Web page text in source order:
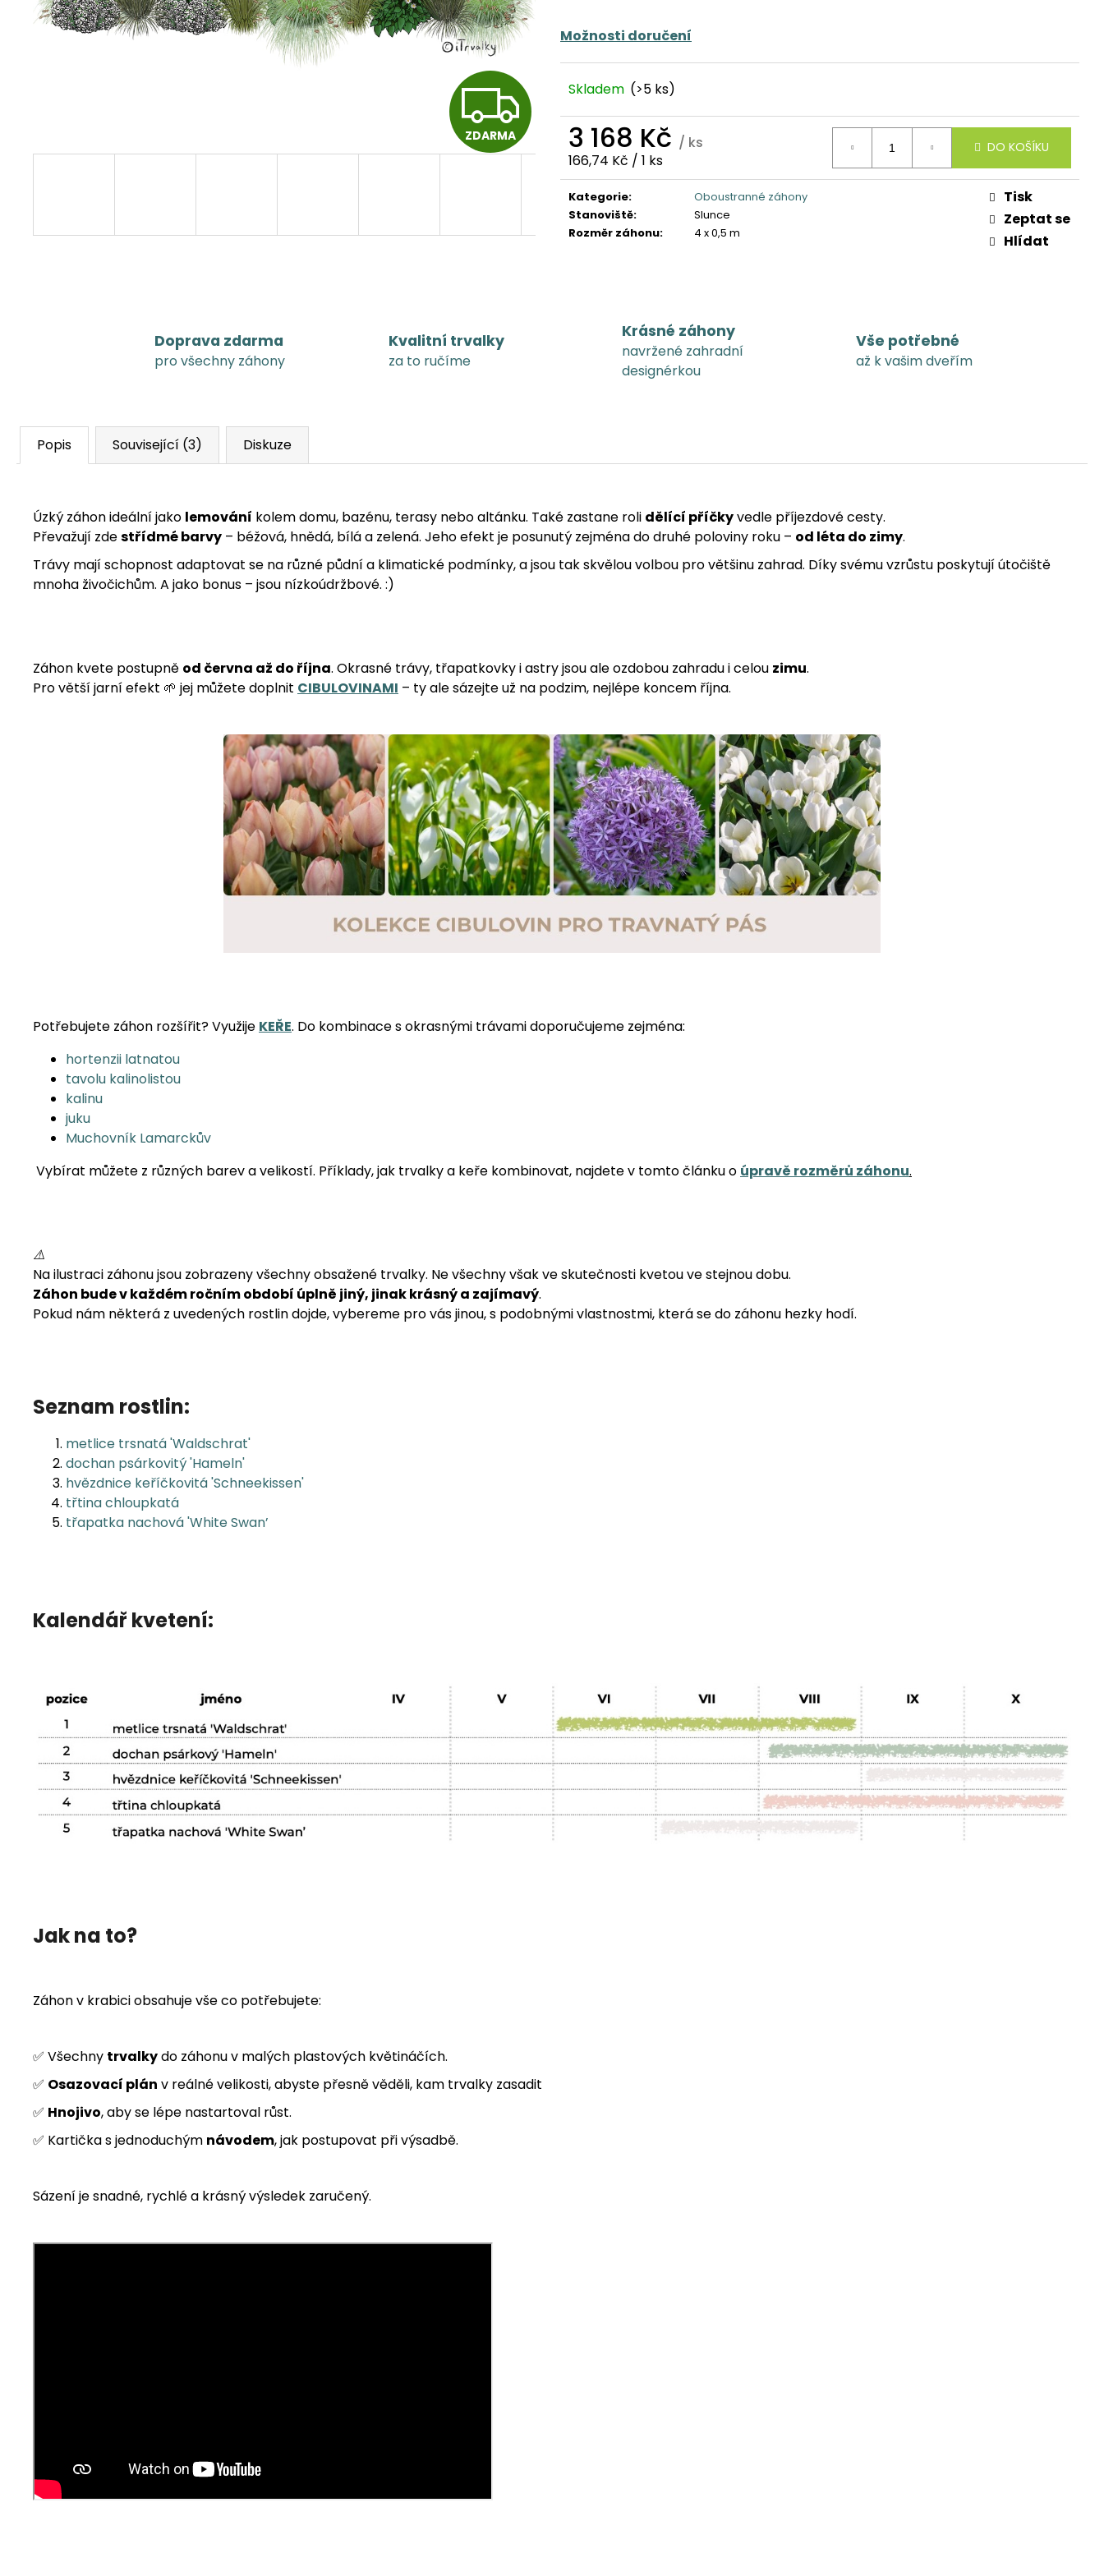
Možnosti doručení
Skladem (>5 ks)
3 168 Kč / ks
Měrná
cena:
166,74 Kč / 1 ks
DO KOŠÍKU
Kategorie:
Oboustranné záhony
Stanoviště:
Slunce
Rozměr záhonu: 4 x 0,5 m
Tisk
Zeptat se
Hlídat
Z
D
A
ZDARMA
Doprava zdarma
pro všechny záhony
Kvalitní trvalky
za to ručíme
Krásné záhony
navržené zahradní
designérkou
Vše potřebné
až k vašim dveřím
Popis Související (3) Diskuze
Úzký záhon ideální jako lemování kolem domu, bazénu, terasy nebo altánku. Také zastane roli dělící příčkyvedle příjezdové cesty.
Převažují zdestřídmé barvy – béžová, hnědá, bílá a zelená. Jeho efekt je posunutý zejména do druhé poloviny roku – od léta do zimy.
Trávy mají schopnost adaptovat se na různé půdní a klimatické podmínky, a jsou tak skvělou volbou pro většinu zahrad. Díky svému vzrůstu poskytují útočiště
mnoha živočichům. A jako bonus – jsou nízkoúdržbové. :)
Záhon kvete postupně od června až do října. Okrasné trávy, třapatkovky i astry jsou ale ozdobou zahradu i celou zimu.
Pro větší jarní efekt 🌱 jej můžete doplnit CIBULOVINAMI – ty ale sázejte už na podzim, nejlépe koncem října.
Potřebujete záhon rozšířit? Využije KEŘE. Do kombinace s okrasnými trávami doporučujeme zejména:
hortenzii latnatou
tavolu kalinolistou
kalinu
juku
Muchovník Lamarckův
Vybírat můžete z různých barev a velikostí. Příklady, jak trvalky a keře kombinovat, najdete v tomto článku o úpravě rozměrů záhonu.
⚠️
Na ilustraci záhonu jsou zobrazeny všechny obsažené trvalky. Ne všechny však ve skutečnosti kvetou ve stejnou dobu.
Záhon bude v každém ročním období úplně jiný, jinak krásný a zajímavý.
Pokud nám některá z uvedených rostlin dojde, vybereme pro vás jinou, s podobnými vlastnostmi, která se do záhonu hezky hodí.
Seznam rostlin:
metlice trsnatá 'Waldschrat'
dochan psárkovitý 'Hameln'
hvězdnice keříčkovitá 'Schneekissen'
třtina chloupkatá
třapatka nachová 'White Swan’
Kalendář kvetení:
Jak na to?
Záhon v krabici obsahuje vše co potřebujete:
✅ Všechny trvalkydo záhonu v malých plastových květináčích.
✅ Osazovací plán v reálné velikosti, abyste přesně věděli, kam trvalky zasadit
✅ Hnojivo, aby se lépe nastartoval růst.
✅ Kartička s jednoduchým návodem, jak postupovat při výsadbě.
Sázení je snadné, rychlé a krásný výsledek zaručený.